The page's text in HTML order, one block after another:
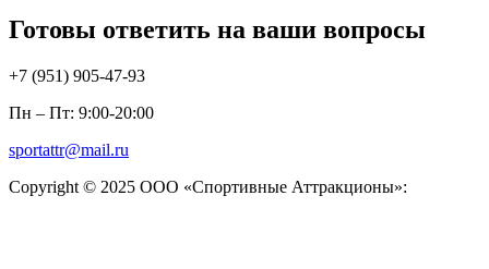
Готовы ответить на ваши вопросы
+7 (951) 905-47-93
Пн – Пт: 9:00-20:00
sportattr@mail.ru
Copyright © 2025 ООО «Спортивные Аттракционы»: